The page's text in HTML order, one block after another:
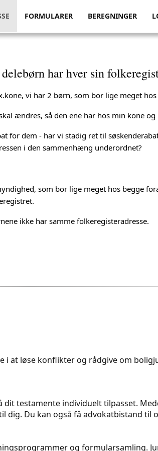
FORMULARER BEREGNINGER
har hver sin
vi har 2 børn, som bor lige meget hos
ændres, så den ene har hos min kone
for dem - har vi stadig ret til
i den sammenhæng underordnet?
som bor lige meget hos begge
ikke har samme folkeregisteradresse.
i at løse konflikter og rådgive om
testamente individuelt tilpasset.
Du kan også få advokatbistand til
og formularsamling.